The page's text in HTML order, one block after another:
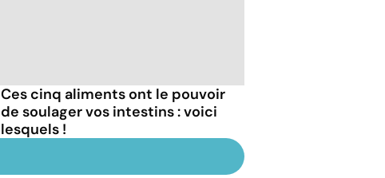
Ces cinq aliments ont le pouvoir
de soulager vos intestins : voici
lesquels !